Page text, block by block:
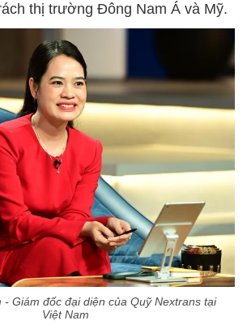
thị trường Đông Nam Á và Mỹ.
- Giám đốc đại diện của Quỹ Nextrans tại
Việt Nam